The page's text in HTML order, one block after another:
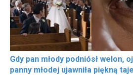
Gdy pan młody podniósł welon,
panny młodej ujawniła piękną